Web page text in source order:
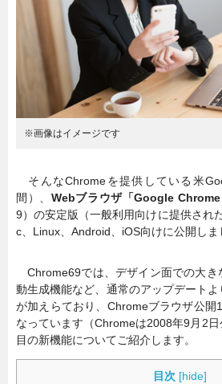
連載一覧
※画像はイメージです
そんなChromeを提供している米
間）、 Webブラウザ「Google Chrome
9）の安定版（一般利用向けに提供され
c、Linux、Android、iOS向けに公開しま
Chrome69では、デザイン面での大き
動生成機能など、通常のアップデート
が加えらており、Chromeブラウザ公開
なっています（Chromeは2008年9月2
目の新機能についてご紹介します。
目次 [hide]